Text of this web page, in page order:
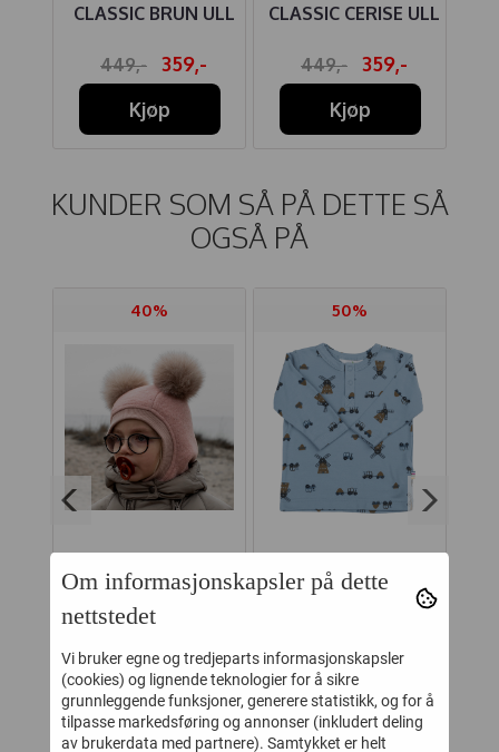
CLASSIC BRUN ULL
449,-
359,-
Kjøp
CLASSIC CERISE ULL
449,-
359,-
Kjøp
KUNDER SOM SÅ PÅ DETTE SÅ
OGSÅ PÅ
40%
HUTTELIHUT
ELEFANTLUE "BIG
MELANGE
759,-
455,-
Kjøp
50%
JOHA GENSER
279,-
139,-
Kjøp
Om informasjonskapsler på dette
nettstedet
Vi bruker egne og tredjeparts informasjonskapsler
(cookies) og lignende teknologier for å sikre
grunnleggende funksjoner, generere statistikk, og for å
tilpasse markedsføring og annonser (inkludert deling
av brukerdata med partnere). Samtykket er helt